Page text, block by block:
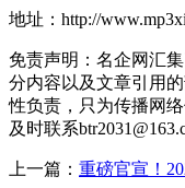
地址：http://
免责声明：名企网汇
分内容以及文章引用
性负责，只为传播网
及时联系
上一篇： 重磅官宣！